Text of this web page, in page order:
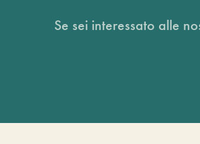
Se sei interessato alle